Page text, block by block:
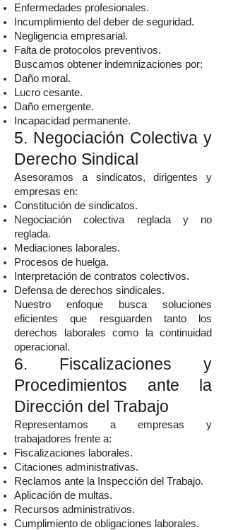
Enfermedades profesionales.
Incumplimiento del deber de seguridad.
Negligencia empresarial.
Falta de protocolos preventivos.
Buscamos obtener indemnizaciones por:
Daño moral.
Lucro cesante.
Daño emergente.
Incapacidad permanente.
5. Negociación Colectiva y
Derecho Sindical
Asesoramos a sindicatos, dirigentes y
empresas en:
Constitución de sindicatos.
Negociación colectiva reglada y no
reglada.
Mediaciones laborales.
Procesos de huelga.
Interpretación de contratos colectivos.
Defensa de derechos sindicales.
Nuestro enfoque busca soluciones
eficientes que resguarden tanto los
derechos laborales como la continuidad
operacional.
6. Fiscalizaciones y
Procedimientos ante la
Dirección del Trabajo
Representamos a empresas y
trabajadores frente a:
Fiscalizaciones laborales.
Citaciones administrativas.
Reclamos ante la Inspección del Trabajo.
Aplicación de multas.
Recursos administrativos.
Cumplimiento de obligaciones laborales.